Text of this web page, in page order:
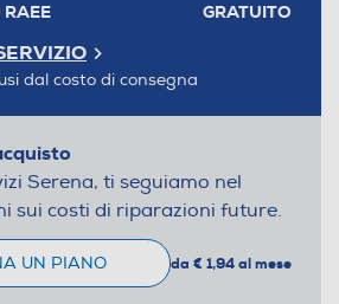
RAEE
GRATUITO
dal costo di consegna
Serena, ti seguiamo nel
sui costi di riparazioni future.
UN PIANO da € 1,94 al mese